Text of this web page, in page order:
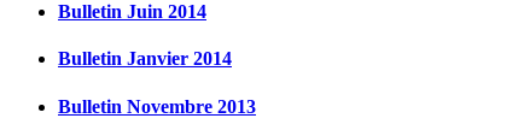
Bulletin Juin 2014
Bulletin Janvier 2014
Bulletin Novembre 2013